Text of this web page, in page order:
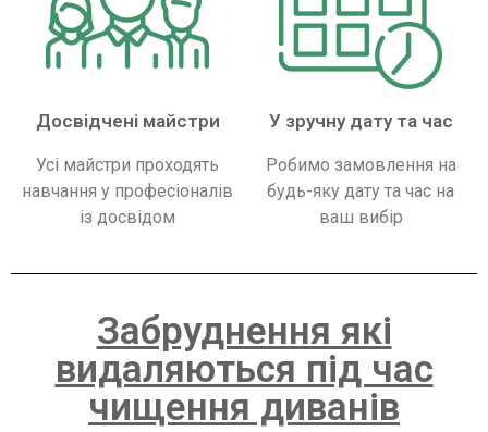
Досвідчені майстри
Усі майстри проходять
навчання у професіоналів
із досвідом
У зручну дату та час
Робимо замовлення на
будь-яку дату та час на
ваш вибір
Забруднення які
видаляються під час
чищення диванів